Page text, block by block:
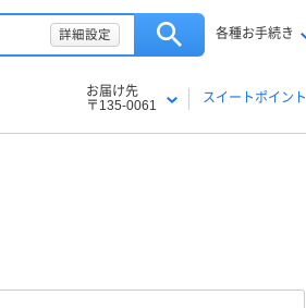
詳細設定 各種お手続き
お届け先
〒135-0061
スイートポイント